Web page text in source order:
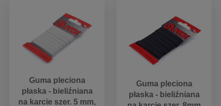
Guma pleciona
płaska - bieliźniana
na karcie szer. 5 mm,
Guma pleciona
płaska - bieliźniana